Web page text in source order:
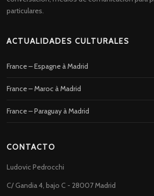
particulares.
ACTUALIDADES CULTURALES
France – Espagne à Madrid
France – Maroc à Madrid
France – Paraguay à Madrid
CONTACTO
Ludovic Pedrocchi
C/ Gandia 4, bajo C - 28007 Madrid